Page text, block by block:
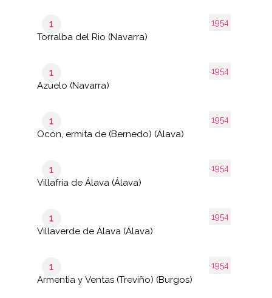
1954
1
Torralba del Rio (Navarra)
1954
1
Azuelo (Navarra)
1954
1
Ocón, ermita de (Bernedo) (Álava)
1954
1
Villafría de Álava (Álava)
1954
1
Villaverde de Álava (Álava)
1954
1
Armentia y Ventas (Treviño) (Burgos)